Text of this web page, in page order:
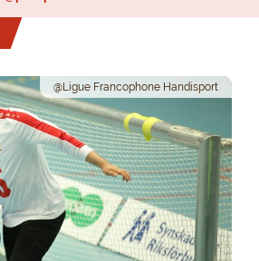
@Ligue Francophone Handisport